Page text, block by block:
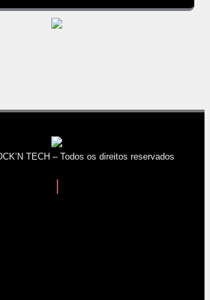
TECH – Todos os direitos reservados